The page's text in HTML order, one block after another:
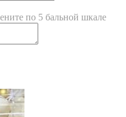
по 5 бальной шкале